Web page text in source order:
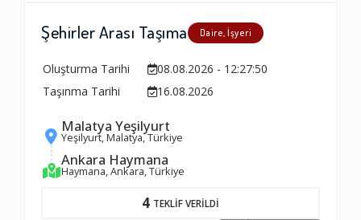
Şehirler Arası Taşıma Daire, İşyeri
Oluşturma Tarihi
08.08.2026 - 12:27:50
Taşınma Tarihi
16.08.2026
Malatya Yeşilyurt
Yeşilyurt, Malatya, Türkiye
Ankara Haymana
Haymana, Ankara, Türkiye
4 TEKLİF VERİLDİ